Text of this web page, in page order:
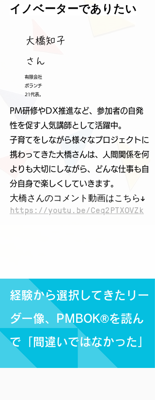
イノベーターでありたい
大橋知子
さん
有限会社
ボランチ
21代表。
PM研修やDX推進など、参加者の自発
性を促す人気講師として活躍中。
子育てをしながら様々なプロジェクトに
携わってきた大橋さんは、人間関係を何
よりも大切にしながら、どんな仕事も自
分自身で楽しくしていきます。
大橋さんのコメント動画はこちら↓
https://youtu.be/Ceq2PTXOVZk
経験から選択してきたリー
ダー像、PMBOK®を読ん
で「間違いではなかった」